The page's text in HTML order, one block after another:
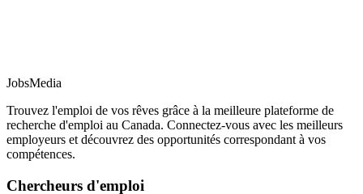
JobsMedia
Trouvez l'emploi de vos rêves grâce à la meilleure plateforme de
recherche d'emploi au Canada. Connectez-vous avec les meilleurs
employeurs et découvrez des opportunités correspondant à vos
compétences.
Chercheurs d'emploi